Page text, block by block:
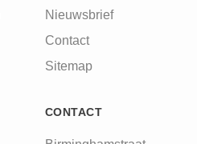
Nieuwsbrief
Contact
Sitemap
CONTACT